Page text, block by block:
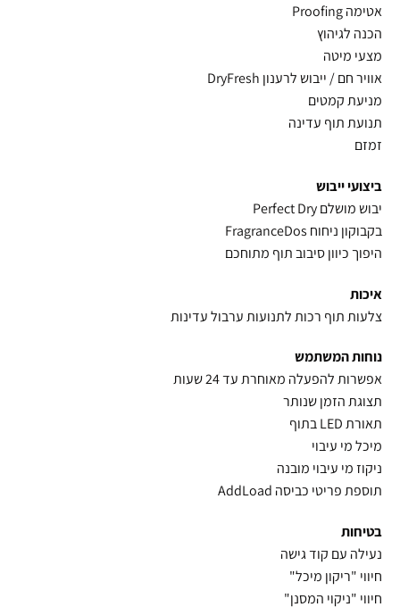
אטימה Proofing
הכנה לגיהוץ
מצעי מיטה
אוויר חם / ייבוש לרענון DryFresh
מניעת קמטים
תנועת תוף עדינה
זמזם
ביצועי ייבוש
יבוש מושלם Perfect Dry
בקבוקון ניחוח FragranceDos
היפוך כיוון סיבוב תוף מתוחכם
איכות
צלעות תוף רכות לתנועות ערבול עדינות
נוחות המשתמש
אפשרות להפעלה מאוחרת עד 24 שעות
תצוגת הזמן שנותר
תאורת LED בתוף
מיכל מי עיבוי
ניקוז מי עיבוי מובנה
תוספת פריטי כביסה AddLoad
בטיחות
נעילה עם קוד גישה
חיווי "ריקון מיכל"
חיווי "ניקוי המסנן"